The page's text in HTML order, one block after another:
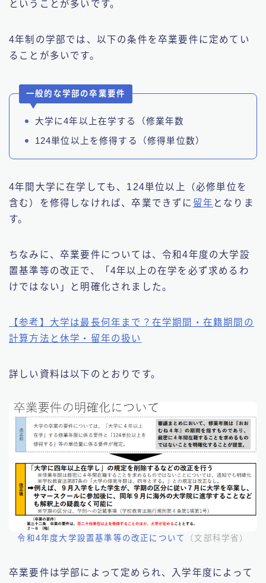
ということが多いです。
4年制の学部では、以下の条件を卒業要件に定めてい
ることが多いです。
一般的な学部の卒業要件
大学に4年以上在学する（修業年数
124単位以上を修得する（修得単位数）
4年間大学に在学しても、124単位以上（必修単位を
含む）を修得しなければ、卒業できずに 留年 となりま
す。
ちなみに、卒業要件については、令和4年度の大学設
置基準等の改正で、「4年以上の在学を必ず求めるわ
けではない」と明確化されました。
【参考】大学は最長何年まで？在学期間・在籍期間の
計算方法と休学・留年の扱い
詳しい資料は以下のとおりです。
令和4年度大学設置基準等の改正について （文部科学省）
卒業要件は学部によって定められ、入学年度によって